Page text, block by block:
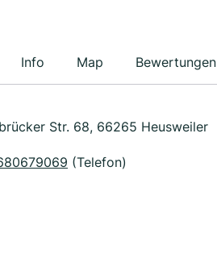
Info Map Bewertungen
Str. 68, 66265 Heusweiler
(Telefon)